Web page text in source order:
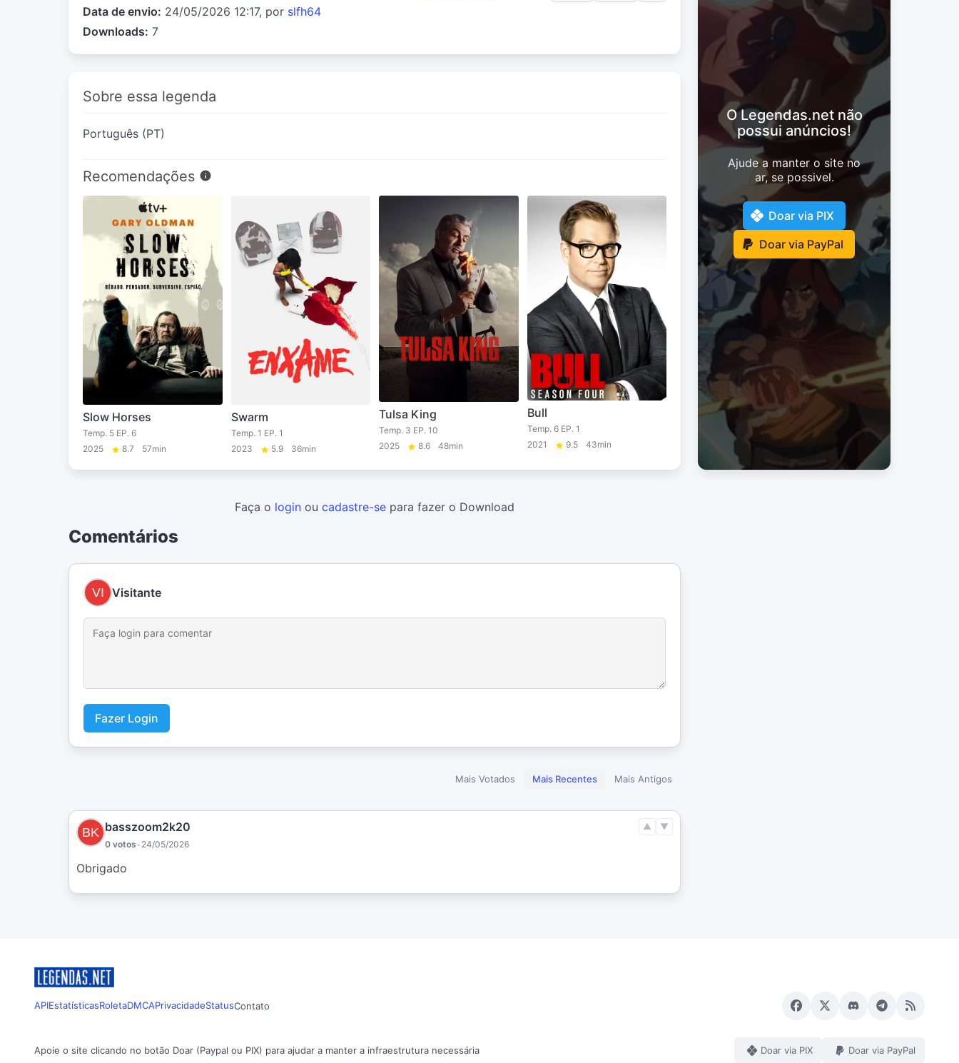
Data de envio: 24/05/2026 12:17, por slfh64
Downloads: 7
Sobre essa legenda
Português (PT)
Recomendações
Slow Horses
Temp. 5 EP. 6
2025
8.7 57min
Swarm
Temp. 1 EP. 1
2023
5.9 36min
Tulsa King
Temp. 3 EP. 10
2025
8.6 48min
Bull
Temp. 6 EP. 1
2021
9.5 43min
O Legendas.net não
possui anúncios!
Ajude a manter o site no
ar, se possivel.
Doar via PIX
Doar via PayPal
Faça o login ou cadastre-se para fazer o Download
Comentários
Visitante
Fazer Login
Mais Votados Mais Recentes Mais Antigos
basszoom2k20
0 votos • 24/05/2026
▲ ▼
Obrigado
APIEstatísticasRoletaDMCAPrivacidadeStatusContato
Apoie o site clicando no botão Doar (Paypal ou PIX) para ajudar a manter a infraestrutura necessária Doar via PIX Doar via PayPal